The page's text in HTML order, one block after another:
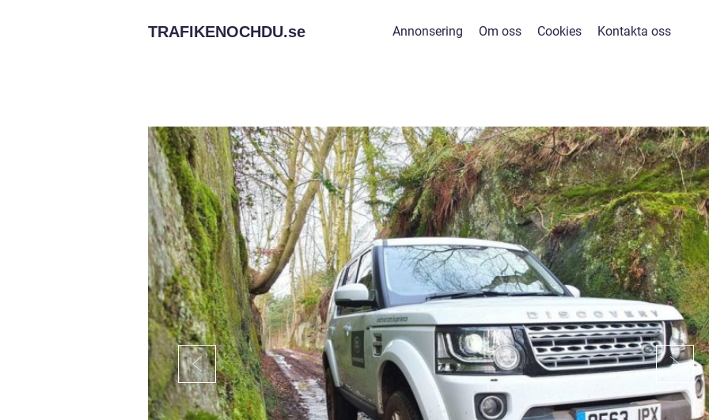
TRAFIKENOCHDU.se Annonsering Om oss Cookies Kontakta oss